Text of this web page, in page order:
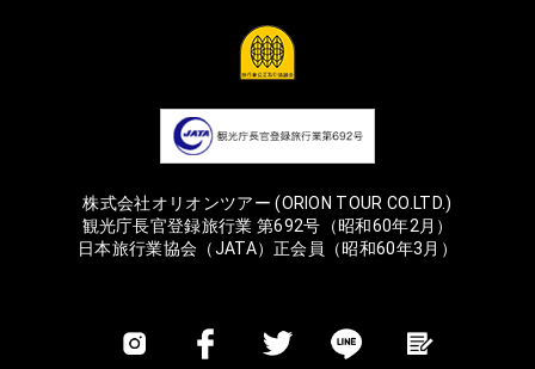
株式会社オリオンツアー (ORION TOUR CO.LTD.)
観光庁長官登録旅行業 第692号（昭和60年2月）
日本旅行業協会（JATA）正会員（昭和60年3月）